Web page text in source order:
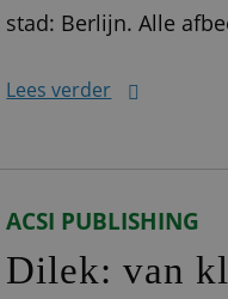
stad: Berlijn. Alle
Lees verder
ACSI PUBLISHING
Dilek: van